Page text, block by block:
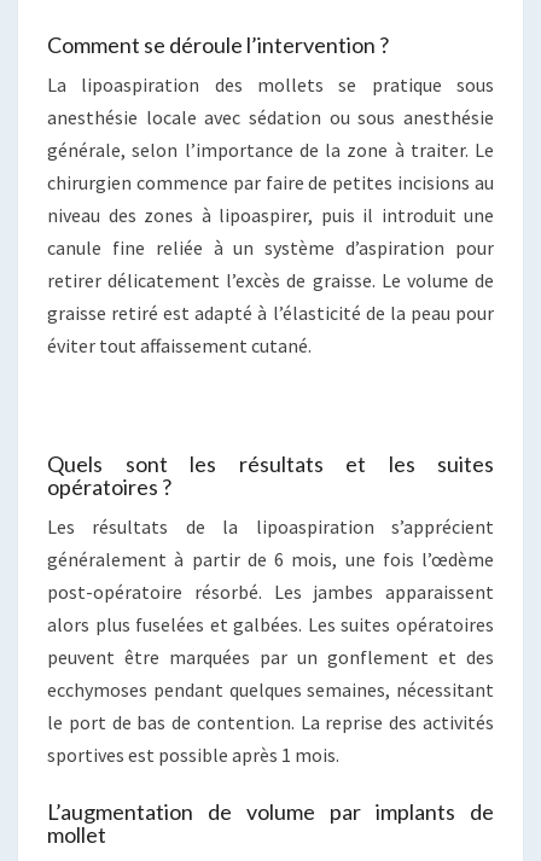
Comment se déroule l’intervention ?
La lipoaspiration des mollets se pratique sous
anesthésie locale avec sédation ou sous anesthésie
générale, selon l’importance de la zone à traiter. Le
chirurgien commence par faire de petites incisions au
niveau des zones à lipoaspirer, puis il introduit une
canule fine reliée à un système d’aspiration pour
retirer délicatement l’excès de graisse. Le volume de
graisse retiré est adapté à l’élasticité de la peau pour
éviter tout affaissement cutané.
Quels sont les résultats et les suites
opératoires ?
Les résultats de la lipoaspiration s’apprécient
généralement à partir de 6 mois, une fois l’œdème
post-opératoire résorbé. Les jambes apparaissent
alors plus fuselées et galbées. Les suites opératoires
peuvent être marquées par un gonflement et des
ecchymoses pendant quelques semaines, nécessitant
le port de bas de contention. La reprise des activités
sportives est possible après 1 mois.
L’augmentation de volume par implants de
mollet